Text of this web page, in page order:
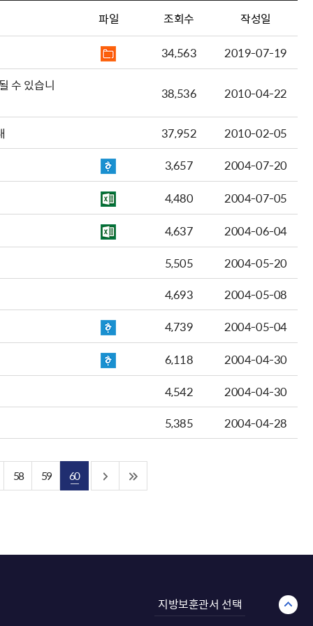
파일 조회수 작성일
34,563
2019-07-19
수 있습니
38,536 2010-04-22
37,952
2010-02-05
3,657
2004-07-20
4,480
2004-07-05
4,637
2004-06-04
5,505
2004-05-20
4,693
2004-05-08
4,739
2004-05-04
6,118
2004-04-30
4,542
2004-04-30
5,385
2004-04-28
58 59 60
지방보훈관서 선택